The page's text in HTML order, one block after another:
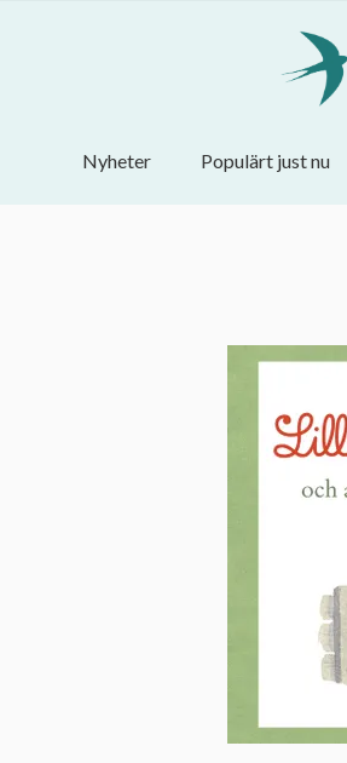
Nyheter Populärt just nu